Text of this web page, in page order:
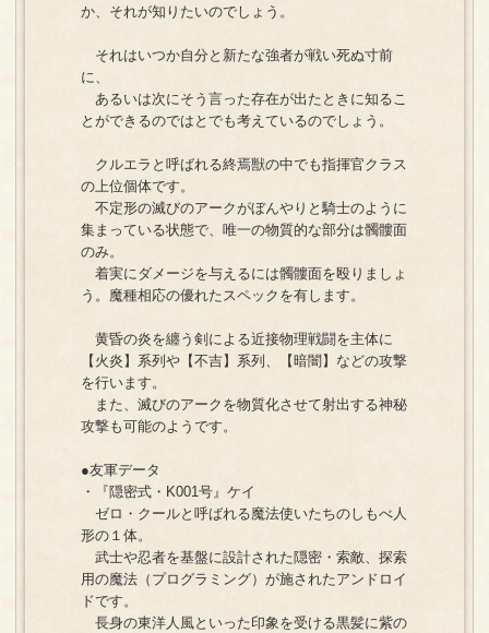
か、それが知りたいのでしょう。
それはいつか自分と新たな強者が戦い死ぬ寸前
に、
あるいは次にそう言った存在が出たときに知るこ
とができるのではとでも考えているのでしょう。
クルエラと呼ばれる終焉獣の中でも指揮官クラス
の上位個体です。
不定形の滅びのアークがぼんやりと騎士のように
集まっている状態で、唯一の物質的な部分は髑髏面
のみ。
着実にダメージを与えるには髑髏面を殴りましょ
う。魔種相応の優れたスペックを有します。
黄昏の炎を纏う剣による近接物理戦闘を主体に
【火炎】系列や【不吉】系列、【暗闇】などの攻撃
を行います。
また、滅びのアークを物質化させて射出する神秘
攻撃も可能のようです。
●友軍データ
・『隠密式・K001号』ケイ
ゼロ・クールと呼ばれる魔法使いたちのしもべ人
形の１体。
武士や忍者を基盤に設計された隠密・索敵、探索
用の魔法（プログラミング）が施されたアンドロイ
ドです。
長身の東洋人風といった印象を受ける黒髪に紫の